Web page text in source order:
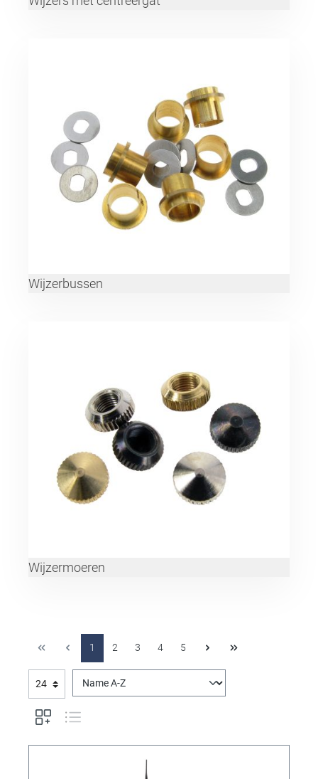
Wijzerbussen
Wijzermoeren
1 2 3 4 5